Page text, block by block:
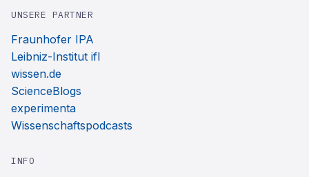
UNSERE PARTNER
Fraunhofer IPA
Leibniz-Institut ifl
wissen.de
ScienceBlogs
experimenta
Wissenschaftspodcasts
INFO